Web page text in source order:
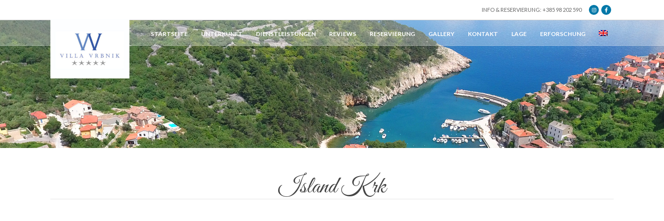
INFO & RESERVIERUNG: +385 98 202 590
STARTSEITE UNTERKUNFT DIENSTLEISTUNGEN REVIEWS RESERVIERUNG GALLERY KONTAKT LAGE ERFORSCHUNG
Island Krk